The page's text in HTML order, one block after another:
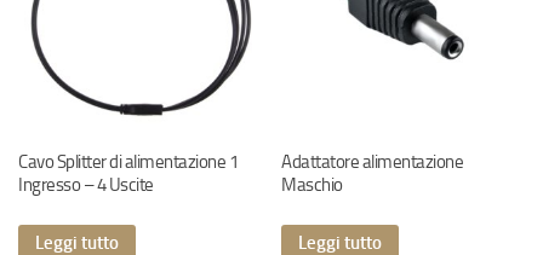
Cavo Splitter di alimentazione 1
Ingresso – 4 Uscite
Leggi tutto
Adattatore alimentazione
Maschio
Leggi tutto